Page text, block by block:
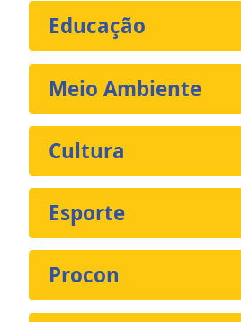
Educação
Meio Ambiente
Cultura
Esporte
Procon